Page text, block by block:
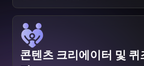
콘텐츠 크리에이터 및 퀴